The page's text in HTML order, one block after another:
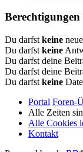
Du darfst keine
Du darfst keine
Du darfst deine
Du darfst deine
Du darfst keine
Portal Foren-
Alle Zeiten
Alle Cookies
Kontakt